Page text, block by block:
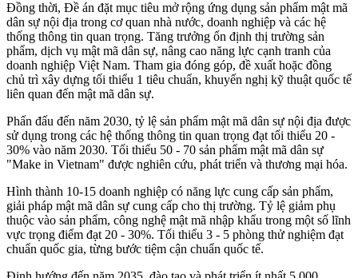
Đồng thời, Đề án đặt mục tiêu mở rộng ứng dụng sản phẩm mật mã
dân sự nội địa trong cơ quan nhà nước, doanh nghiệp và các hệ
thống thông tin quan trọng. Tăng trưởng ổn định thị trường sản
phẩm, dịch vụ mật mã dân sự, nâng cao năng lực cạnh tranh của
doanh nghiệp Việt Nam. Tham gia đóng góp, đề xuất hoặc đồng
chủ trì xây dựng tối thiểu 1 tiêu chuẩn, khuyến nghị kỹ thuật quốc tế
liên quan đến mật mã dân sự.
Phấn đấu đến năm 2030, tỷ lệ sản phẩm mật mã dân sự nội địa được
sử dụng trong các hệ thống thông tin quan trọng đạt tối thiểu 20 -
30% vào năm 2030. Tối thiểu 50 - 70 sản phẩm mật mã dân sự
"Make in Vietnam" được nghiên cứu, phát triển và thương mại hóa.
Hình thành 10-15 doanh nghiệp có năng lực cung cấp sản phẩm,
giải pháp mật mã dân sự cung cấp cho thị trường. Tỷ lệ giảm phụ
thuộc vào sản phẩm, công nghệ mật mã nhập khẩu trong một số lĩnh
vực trọng điểm đạt 20 - 30%. Tối thiểu 3 - 5 phòng thử nghiệm đạt
chuẩn quốc gia, từng bước tiệm cận chuẩn quốc tế.